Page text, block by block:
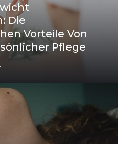
Die
Vorteile Von
Pflege